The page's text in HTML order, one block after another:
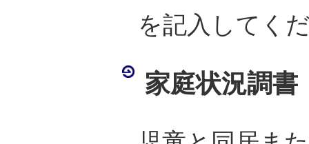
を記入してく
家庭状況調書